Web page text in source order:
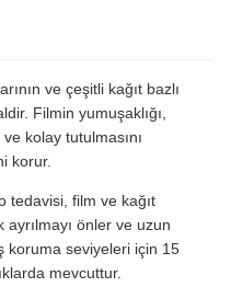
ve çeşitli kağıt bazlı
Filmin yumuşaklığı,
kolay tutulmasını
korur.
tedavisi, film ve kağıt
önler ve uzun
koruma seviyeleri için 15
mevcuttur.